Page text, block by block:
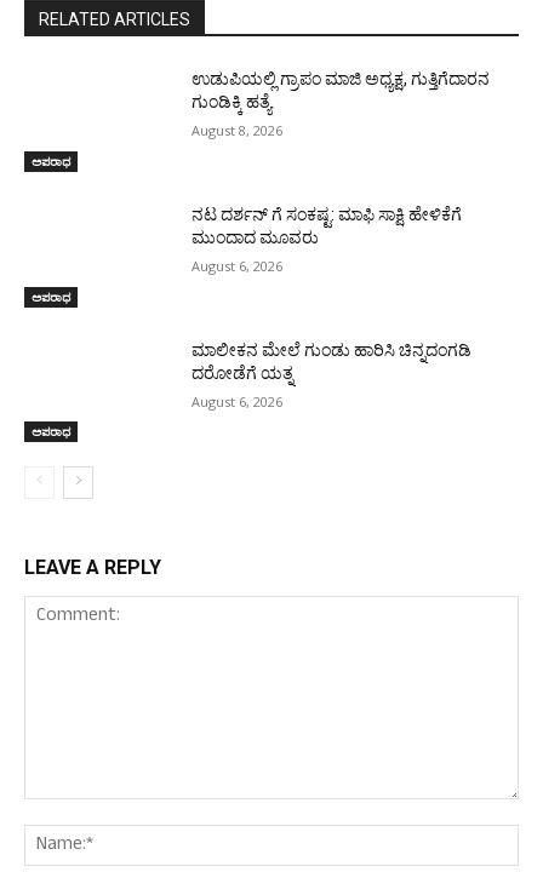
RELATED ARTICLES
ಅಪರಾಧ
ಉಡುಪಿಯಲ್ಲಿ ಗ್ರಾಪಂ ಮಾಜಿ ಅಧ್ಯಕ್ಷ, ಗುತ್ತಿಗೆದಾರನ
ಗುಂಡಿಕ್ಕಿ ಹತ್ಯೆ
August 8, 2026
ಅಪರಾಧ
ನಟ ದರ್ಶನ್ ಗೆ ಸಂಕಷ್ಟ: ಮಾಫಿ ಸಾಕ್ಷಿ ಹೇಳಿಕೆಗೆ
ಮುಂದಾದ ಮೂವರು
August 6, 2026
ಅಪರಾಧ
ಮಾಲೀಕನ ಮೇಲೆ ಗುಂಡು ಹಾರಿಸಿ ಚಿನ್ನದಂಗಡಿ
ದರೋಡೆಗೆ ಯತ್ನ
August 6, 2026
LEAVE A REPLY